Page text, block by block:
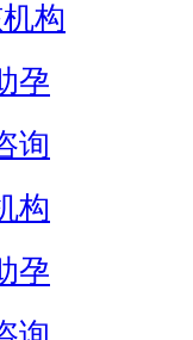
构
孕
询
构
孕